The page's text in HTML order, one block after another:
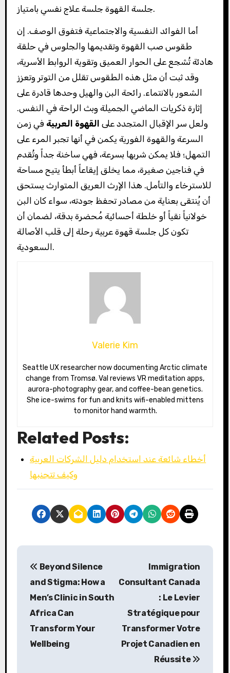
جلسة القهوة جلسة علاج نفسي بامتياز.
أما الفوائد النفسية والاجتماعية فتفوق الوصف. إن
طقوس صب القهوة وتقديمها والجلوس في حلقة
هادئة تُشجع على الحوار العميق وتقوية الروابط الأسرية،
وقد ثبت أن مثل هذه الطقوس تقلل من التوتر وتعزز
الشعور بالانتماء. رائحة البن والهيل وحدها قادرة على
إثارة ذكريات الماضي الجميلة وبث الراحة في النفس.
ولعل سر الإقبال المتجدد على القهوة العربية في زمن
السرعة والقهوة الفورية يكمن في أنها تجبر المرء على
التمهل؛ فلا يمكن شربها بسرعة، فهي ساخنة جداً وتُقدم
في فناجين صغيرة، مما يخلق إيقاعاً أبطأ يتيح مساحة
للاسترخاء والتأمل. هذا الإرث العريق المتوارث يستحق
أن يُنتقى بعناية من مصادر تحفظ جودته، سواء كان البن
خولانياً نقياً أو خلطة أحسائية مُحضرة بدقة، لضمان أن
تكون كل جلسة قهوة عربية رحلة إلى قلب الأصالة
السعودية.
Valerie Kim
Seattle UX researcher now documenting Arctic climate
change from Tromsø. Val reviews VR meditation apps,
aurora-photography gear, and coffee-bean genetics.
She ice-swims for fun and knits wifi-enabled mittens
to monitor hand warmth.
Related Posts:
أخطاء شائعة عند استخدام دليل الشركات العربية
وكيف تتجنبها
P
Beyond Silence
and Stigma: How a
Men’s Clinic in South
Africa Can
Transform Your
Wellbeing
Immigration
Consultant Canada
: Le Levier
Stratégique pour
Transformer Votre
Projet Canadien en
Réussite